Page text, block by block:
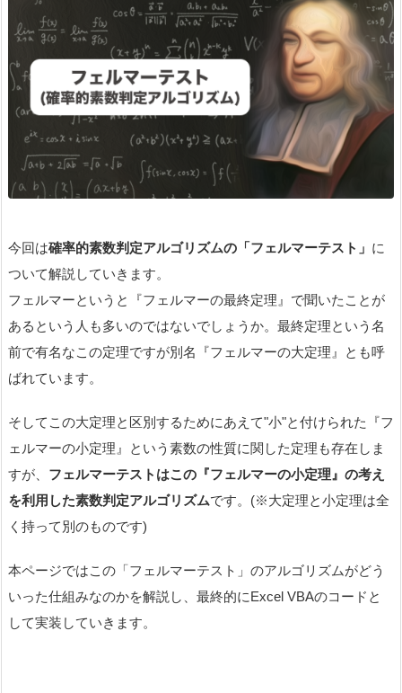
今回は確率的素数判定アルゴリズムの「フェルマーテスト」 に
ついて解説していきます。
フェルマーというと『フェルマーの最終定理』で聞いたことが
あるという人も多いのではないでしょうか。最終定理という名
前で有名なこの定理ですが別名『フェルマーの大定理』とも呼
ばれています。
そしてこの大定理と区別するためにあえて"小"と付けられた『フ
ェルマーの小定理』という素数の性質に関した定理も存在しま
すが、 フェルマーテストはこの『フェルマーの小定理』の考え
を利用した素数判定アルゴリズムです。(※大定理と小定理は全
く持って別のものです)
本ページではこの「フェルマーテスト」のアルゴリズムがどう
いった仕組みなのかを解説し、最終的にExcel VBAのコードと
して実装していきます。